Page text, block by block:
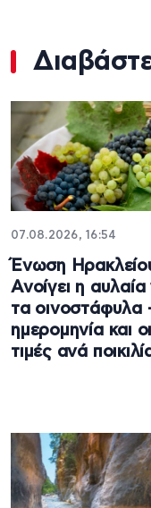
07.08.2026, 16:54
Ένωση
Ανοίγει η αυλαία
τα οινοστάφυλα
ημερομηνία και οι
τιμές ανά